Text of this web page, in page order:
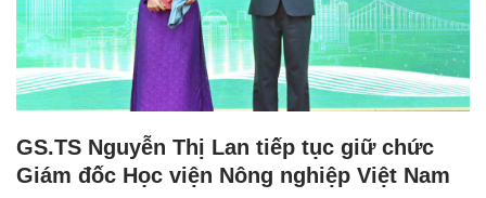
GS.TS Nguyễn Thị Lan tiếp tục giữ chức
Giám đốc Học viện Nông nghiệp Việt Nam